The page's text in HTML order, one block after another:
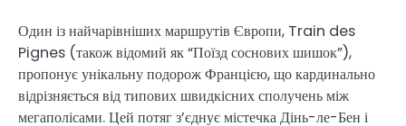
Один із найчарівніших маршрутів Європи, Train des
Pignes (також відомий як “Поїзд соснових шишок”),
пропонує унікальну подорож Францією, що кардинально
відрізняється від типових швидкісних сполучень між
мегаполісами. Цей потяг з’єднує містечка Дінь-ле-Бен і